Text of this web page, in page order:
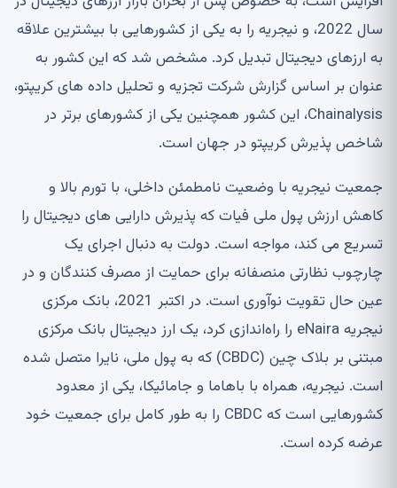
سال 2022، و نیجریه را به یکی از کشورهایی با بیشترین علاقه
به ارزهای دیجیتال تبدیل کرد. مشخص شد که این کشور به
عنوان بر اساس گزارش شرکت تجزیه و تحلیل داده های کریپتو،
Chainalysis، این کشور همچنین یکی از کشورهای برتر در
شاخص پذیرش کریپتو در جهان است.
جمعیت نیجریه با وضعیت نامطمئن داخلی، با تورم بالا و
کاهش ارزش پول ملی فیات که پذیرش دارایی های دیجیتال را
تسریع می کند، مواجه است. دولت به دنبال اجرای یک
چارچوب نظارتی منصفانه برای حمایت از مصرف کنندگان و در
عین حال تقویت نوآوری است. در اکتبر 2021، بانک مرکزی
نیجریه eNaira را راه‌اندازی کرد، یک ارز دیجیتال بانک مرکزی
مبتنی بر بلاک چین (CBDC) که به پول ملی، نایرا متصل شده
است. نیجریه، همراه با باهاما و جامائیکا، یکی از معدود
کشورهایی است که CBDC را به طور کامل برای جمعیت خود
عرضه کرده است.